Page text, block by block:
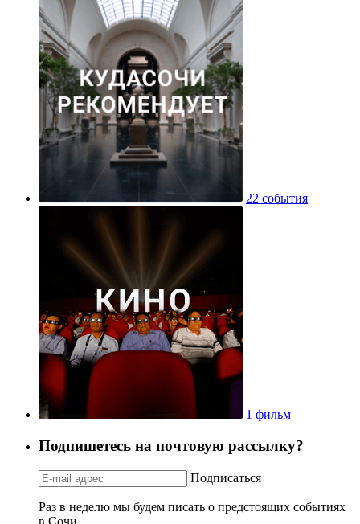
22 события
1 фильм
Подпишетесь на почтовую рассылку?
Подписаться
Раз в неделю мы будем писать о предстоящих событиях
в Сочи.